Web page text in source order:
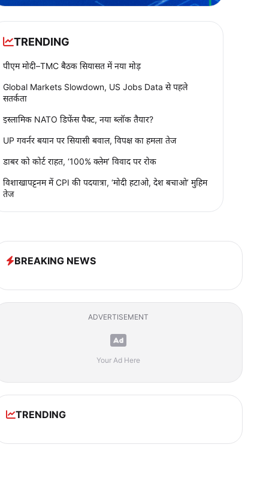
TRENDING
पीएम मोदी–TMC बैठक सियासत में नया मोड़
Global Markets Slowdown, US Jobs Data से पहले
सतर्कता
इस्लामिक NATO डिफेंस पैक्ट, नया ब्लॉक तैयार?
UP गवर्नर बयान पर सियासी बवाल, विपक्ष का हमला तेज
डाबर को कोर्ट राहत, ‘100% क्लेम’ विवाद पर रोक
विशाखापट्टनम में CPI की पदयात्रा, ‘मोदी हटाओ, देश बचाओ’ मुहिम
तेज
BREAKING NEWS
ADVERTISEMENT
Your Ad Here
TRENDING